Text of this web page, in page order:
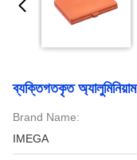
ব্যক্তিগতকৃত
Brand Name:
IMEGA